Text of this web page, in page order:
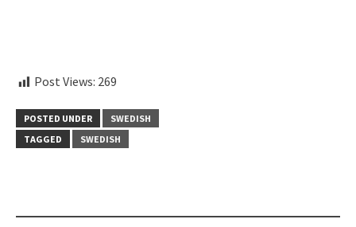
Post Views: 269
POSTED UNDER
SWEDISH
TAGGED
SWEDISH